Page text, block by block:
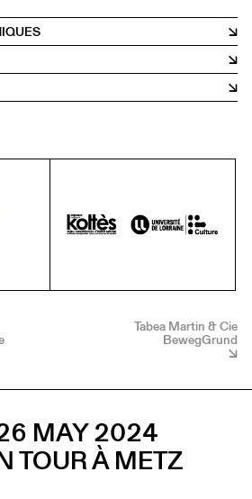
Tabea Martin & Cie
BewegGrund
MAY 2024
TOUR À METZ